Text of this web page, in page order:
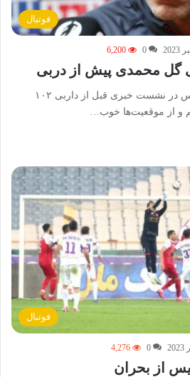
فوتبال
0
6,200
گل محمدی پیش از دربی
سرمربی تیم فوتبال پرسپولیس در نشست خبری قبل از داربی ۱۰۲
و از موقعیت‌ها خوب…
فوتبال
0
4,276
از بحران